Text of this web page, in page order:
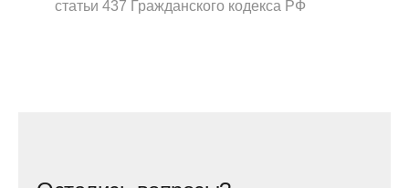
статьи 437 Гражданского кодекса РФ